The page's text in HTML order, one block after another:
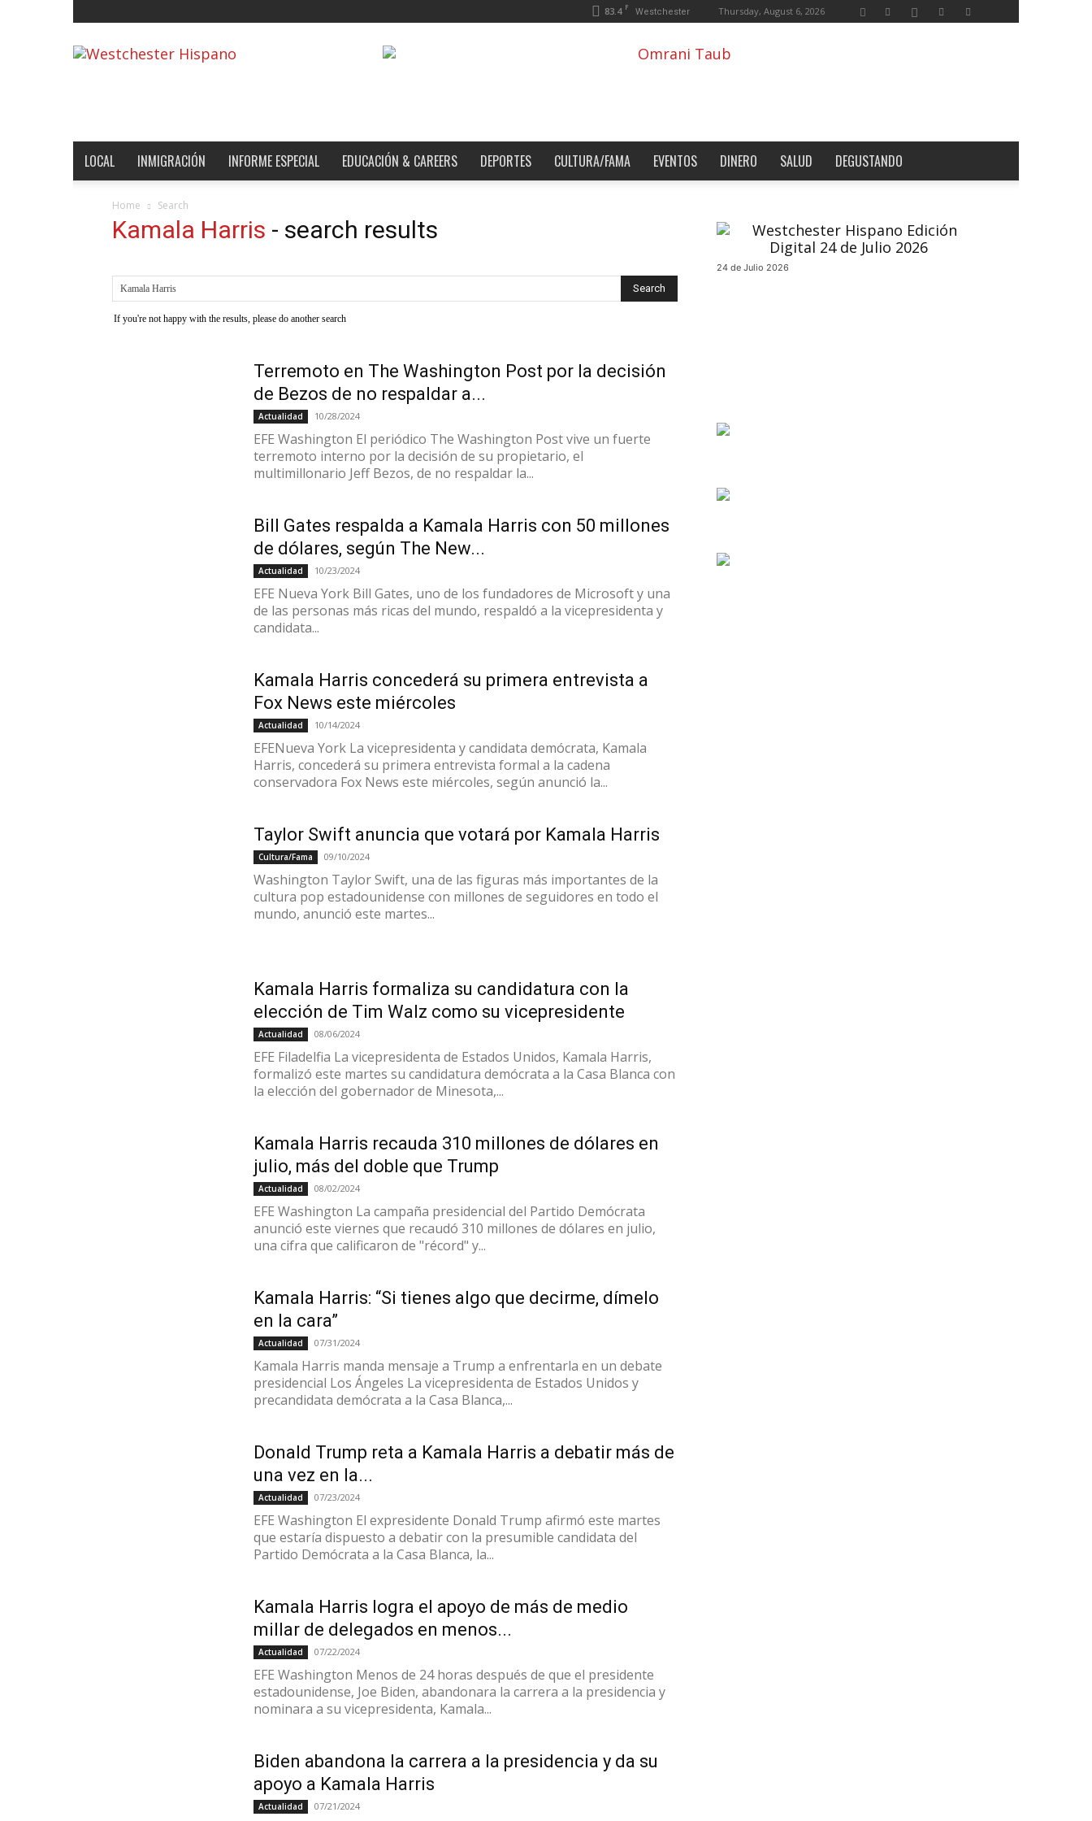
83.4 F Westchester Thursday, August 6, 2026
Noticias
y
el
Mundo
LOCAL INMIGRACIÓN INFORME ESPECIAL EDUCACIÓN & CAREERS DEPORTES CULTURA/FAMA EVENTOS DINERO SALUD DEGUSTANDO
Home Search
Kamala Harris - search results
If you're not happy with the results, please do another search
Terremoto en The Washington Post por la decisión
de Bezos de no respaldar a...
Actualidad 10/28/2024
EFE Washington El periódico The Washington Post vive un fuerte
terremoto interno por la decisión de su propietario, el
multimillonario Jeff Bezos, de no respaldar la...
Bill Gates respalda a Kamala Harris con 50 millones
de dólares, según The New...
Actualidad 10/23/2024
EFE Nueva York Bill Gates, uno de los fundadores de Microsoft y una
de las personas más ricas del mundo, respaldó a la vicepresidenta y
candidata...
Kamala Harris concederá su primera entrevista a
Fox News este miércoles
Actualidad 10/14/2024
EFENueva York La vicepresidenta y candidata demócrata, Kamala
Harris, concederá su primera entrevista formal a la cadena
conservadora Fox News este miércoles, según anunció la...
Taylor Swift anuncia que votará por Kamala Harris
Cultura/Fama 09/10/2024
Washington Taylor Swift, una de las figuras más importantes de la
cultura pop estadounidense con millones de seguidores en todo el
mundo, anunció este martes...
Kamala Harris formaliza su candidatura con la
elección de Tim Walz como su vicepresidente
Actualidad 08/06/2024
EFE Filadelfia La vicepresidenta de Estados Unidos, Kamala Harris,
formalizó este martes su candidatura demócrata a la Casa Blanca con
la elección del gobernador de Minesota,...
Kamala Harris recauda 310 millones de dólares en
julio, más del doble que Trump
Actualidad 08/02/2024
EFE Washington La campaña presidencial del Partido Demócrata
anunció este viernes que recaudó 310 millones de dólares en julio,
una cifra que calificaron de "récord" y...
Kamala Harris: “Si tienes algo que decirme, dímelo
en la cara”
Actualidad 07/31/2024
Kamala Harris manda mensaje a Trump a enfrentarla en un debate
presidencial Los Ángeles La vicepresidenta de Estados Unidos y
precandidata demócrata a la Casa Blanca,...
Donald Trump reta a Kamala Harris a debatir más de
una vez en la...
Actualidad 07/23/2024
EFE Washington El expresidente Donald Trump afirmó este martes
que estaría dispuesto a debatir con la presumible candidata del
Partido Demócrata a la Casa Blanca, la...
Kamala Harris logra el apoyo de más de medio
millar de delegados en menos...
Actualidad 07/22/2024
EFE Washington Menos de 24 horas después de que el presidente
estadounidense, Joe Biden, abandonara la carrera a la presidencia y
nominara a su vicepresidenta, Kamala...
Biden abandona la carrera a la presidencia y da su
apoyo a Kamala Harris
Actualidad 07/21/2024
24 de Julio 2026